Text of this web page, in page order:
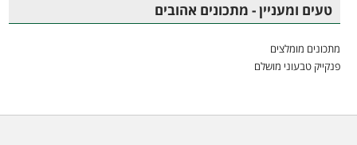
טעים ומעניין - מתכונים אהובים
מתכונים מומלצים
פנקייק טבעוני מושלם